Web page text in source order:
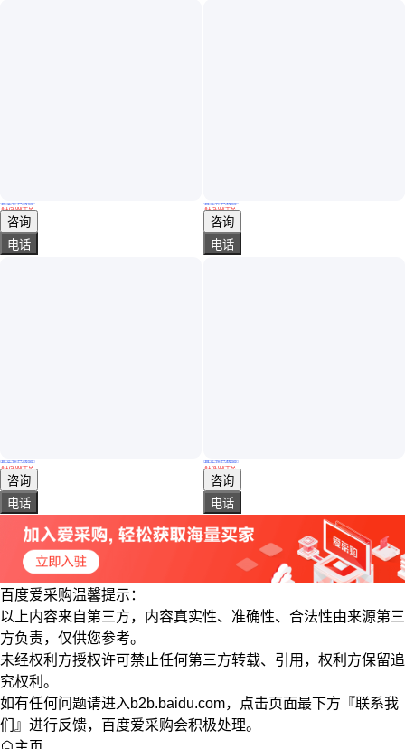
批发TC7钛合金圆棒化学成分，tc7板材 纯钛薄板中厚板
真实性已核验
￥175.00/千克
广东东莞
咨询
电话
批发AT6 BT8进口钛合金圆棒化学成分 bt8钛板材切割
真实性已核验
￥ 175.00/千克
广东东莞
咨询
电话
批发TC8钛合金圆棒化学成分 tc8钛板材工具钢精光板加工
真实性已核验
￥175.00/千克
广东东莞
咨询
电话
库存钛合金板材 TC4薄板钛合金板材 TC4光亮面钛合金板材
真实性已核验
￥178 .00/千克
广东东莞
咨询
电话
百度爱采购温馨提示：
以上内容来自第三方，内容真实性、准确性、合法性由来源第三
方负责，仅供您参考。
未经权利方授权许可禁止任何第三方转载、引用，权利方保留追
究权利。
如有任何问题请进入b2b.baidu.com，点击页面最下方『联系我
们』进行反馈，百度爱采购会积极处理。